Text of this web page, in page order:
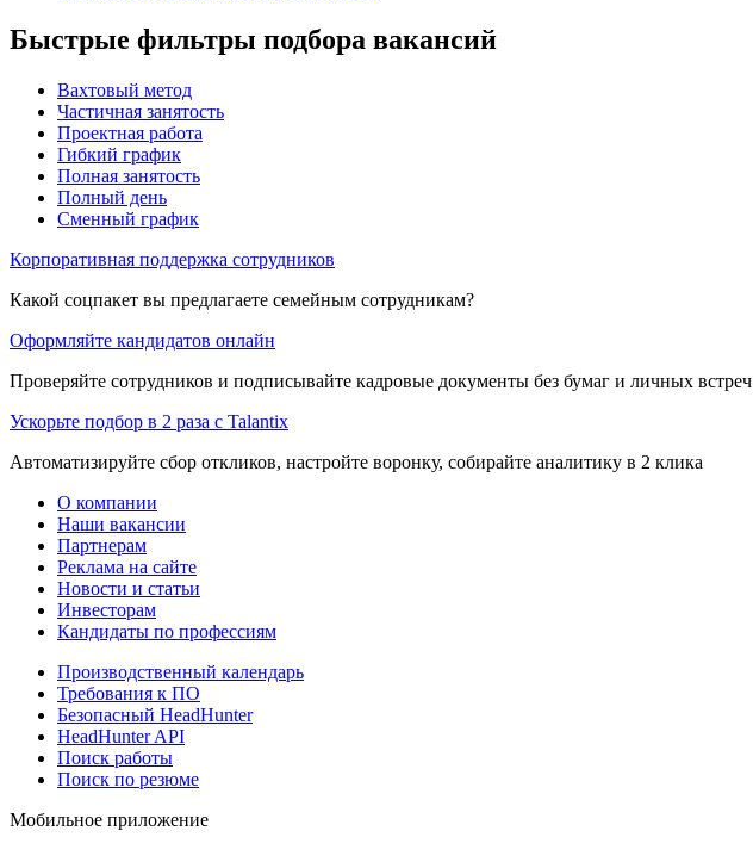
Быстрые фильтры подбора вакансий
Вахтовый метод
Частичная занятость
Проектная работа
Гибкий график
Полная занятость
Полный день
Сменный график
Корпоративная поддержка сотрудников
Какой соцпакет вы предлагаете семейным сотрудникам?
Оформляйте кандидатов онлайн
Проверяйте сотрудников и подписывайте кадровые документы без бумаг и личных встреч
Ускорьте подбор в 2 раза с Talantix
Автоматизируйте сбор откликов, настройте воронку, собирайте аналитику в 2 клика
О компании
Наши вакансии
Партнерам
Реклама на сайте
Новости и статьи
Инвесторам
Кандидаты по профессиям
Производственный календарь
Требования к ПО
Безопасный HeadHunter
HeadHunter API
Поиск работы
Поиск по резюме
Мобильное приложение